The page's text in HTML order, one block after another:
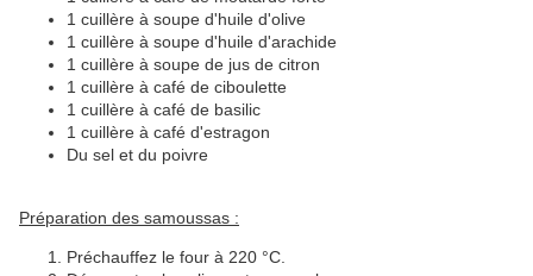
1 cuillère à soupe d'huile d'olive
1 cuillère à soupe d'huile d'arachide
1 cuillère à soupe de jus de citron
1 cuillère à café de ciboulette
1 cuillère à café de basilic
1 cuillère à café d'estragon
Du sel et du poivre
Préparation des samoussas :
Préchauffez le four à 220 °C.